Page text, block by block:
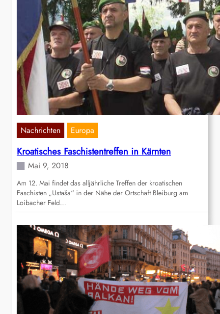
Nachrichten Europa
Kroatisches Faschistentreffen in Kärnten
Mai 9, 2018
Am 12. Mai findet das alljährliche Treffen der kroatischen
Faschisten „Ustaša“ in der Nähe der Ortschaft Bleiburg am
Loibacher Feld…